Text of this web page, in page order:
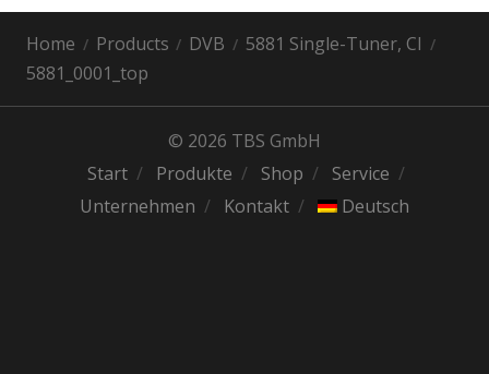
Home Products DVB
5881 Single-Tuner, CI
5881_0001_top
© 2026 TBS GmbH
Start
Produkte Shop
Service
Unternehmen
Kontakt Deutsch